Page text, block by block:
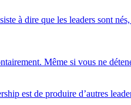
à dire que les leaders sont
Même si vous ne
est de produire d’autres